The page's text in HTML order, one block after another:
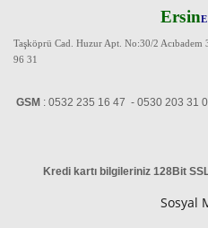
Ersin
Taşköprü Cad. Huzur Apt. No:30/2 Acıbadem
96 31
GSM : 0532 235 16 47 - 0530 203
Kredi kartı bilgileriniz 128Bit
Sosyal